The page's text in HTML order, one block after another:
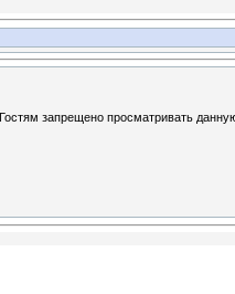
Гостям запрещено просматривать